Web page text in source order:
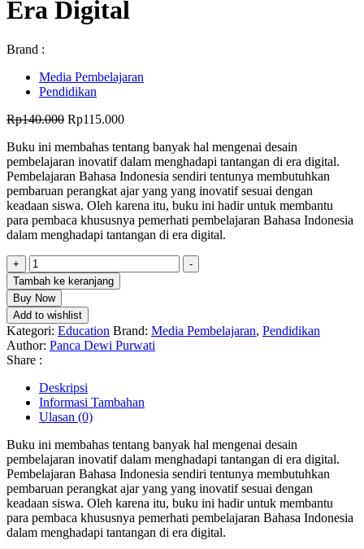
Era Digital
Brand :
Media Pembelajaran
Pendidikan
Rp140.000 Harga
adalah:
Rp140.000.
Rp115.000Harga
ini
adalah:
Rp115.000.
Buku ini membahas tentang banyak hal mengenai desain
pembelajaran inovatif dalam menghadapi tantangan di era digital.
Pembelajaran Bahasa Indonesia sendiri tentunya membutuhkan
pembaruan perangkat ajar yang yang inovatif sesuai dengan
keadaan siswa. Oleh karena itu, buku ini hadir untuk membantu
para pembaca khususnya pemerhati pembelajaran Bahasa Indonesia
dalam menghadapi tantangan di era digital.
+
Kuantitas
Desain
Pembelajaran
Inovatif
Dalam
Menghadapi
Tantangan
Era
-
Tambah ke keranjang
Buy Now
Add to wishlist
Kategori: Education Brand: Media Pembelajaran, Pendidikan
Author: Panca Dewi Purwati
Share :
Deskripsi
Informasi Tambahan
Ulasan (0)
Buku ini membahas tentang banyak hal mengenai desain
pembelajaran inovatif dalam menghadapi tantangan di era digital.
Pembelajaran Bahasa Indonesia sendiri tentunya membutuhkan
pembaruan perangkat ajar yang yang inovatif sesuai dengan
keadaan siswa. Oleh karena itu, buku ini hadir untuk membantu
para pembaca khususnya pemerhati pembelajaran Bahasa Indonesia
dalam menghadapi tantangan di era digital.